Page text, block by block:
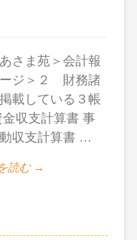
さま苑＞会計報
ジ＞２ 財務諸
載している３帳
金収支計算書 事
収支計算書 …
読む →